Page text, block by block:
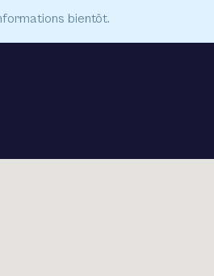
bientôt.